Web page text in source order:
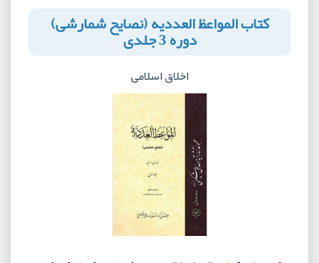
کتاب المواعظ العددیه (نصایح شمارشی)
دوره 3 جلدی
اخلاق اسلامی